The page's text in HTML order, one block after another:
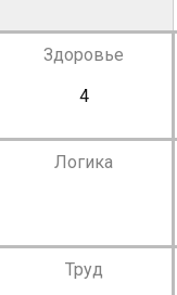
Здоровье
4
Логика
Труд